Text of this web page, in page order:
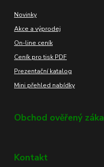
Novinky
Akce a výprodej
On-line ceník
Ceník pro tisk PDF
Prezentační katalog
Mini přehled nabídky
Obchod ověřený
Kontakt